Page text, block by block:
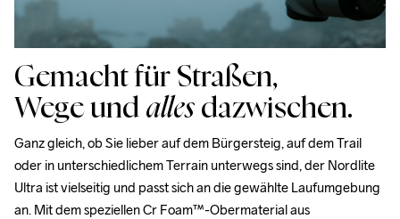
Gemacht für Straßen,
Wege und alles dazwischen.
Ganz gleich, ob Sie lieber auf dem Bürgersteig, auf dem Trail
oder in unterschiedlichem Terrain unterwegs sind, der Nordlite
Ultra ist vielseitig und passt sich an die gewählte Laufumgebung
an. Mit dem speziellen Cr Foam™-Obermaterial aus